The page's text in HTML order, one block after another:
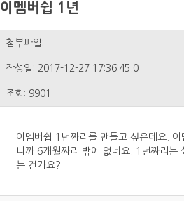
이멤버쉽 1년
첨부파일:
작성일: 2017-12-27 17:36:45.0
조회: 9901
이멤버쉽 1년짜리를 만들고 싶은데요.
니까 6개월짜리 밖에 없네요. 1년짜리는
는 건가요?